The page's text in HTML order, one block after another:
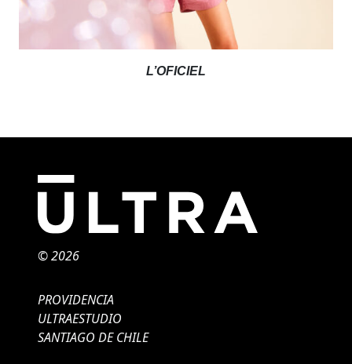
L’OFICIEL
© 2026
PROVIDENCIA
ULTRAESTUDIO
SANTIAGO DE CHILE